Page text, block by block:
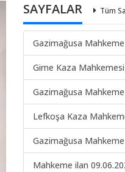
SAYFALAR Tüm
Gazimağusa
Girne Kaza
Gazimağusa
Lefkoşa Kaza
Gazimağusa
Mahkeme ilan